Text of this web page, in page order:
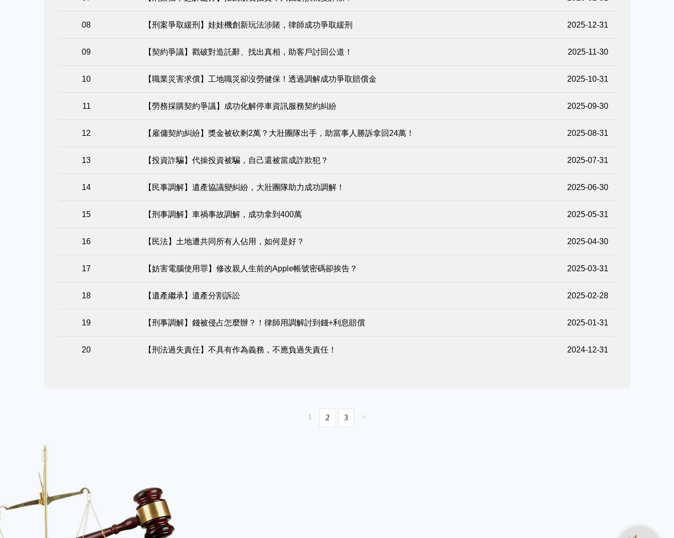
【刑案爭取緩刑】娃娃機創新玩法涉賭，律師成功爭取緩刑 2025-12-31
【契約爭議】戳破對造託辭、找出真相，助客戶討回公道！ 2025-11-30
【職業災害求償】工地職災卻沒勞健保！透過調解成功爭取賠償金 2025-10-31
【勞務採購契約爭議】成功化解停車資訊服務契約糾紛 2025-09-30
【雇傭契約糾紛】獎金被砍剩2萬？大壯團隊出手，助當事人勝訴拿回24萬！ 2025-08-31
【投資詐騙】代操投資被騙，自己還被當成詐欺犯？ 2025-07-31
【民事調解】遺產協議變糾紛，大壯團隊助力成功調解！ 2025-06-30
【刑事調解】車禍事故調解，成功拿到400萬 2025-05-31
【民法】土地遭共同所有人佔用，如何是好？ 2025-04-30
【妨害電腦使用罪】修改親人生前的Apple帳號密碼卻挨告？ 2025-03-31
【遺產繼承】遺產分割訴訟 2025-02-28
【刑事調解】錢被侵占怎麼辦？！律師用調解討到錢+利息賠償 2025-01-31
【刑法過失責任】不具有作為義務，不應負過失責任！ 2024-12-31
1 2 3 >